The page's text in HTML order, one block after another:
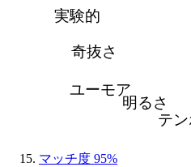
テ
明るさ
ユーモア
奇抜さ
実験的
マッチ度 95%